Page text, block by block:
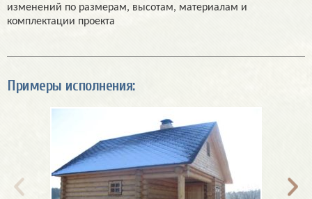
изменений по размерам, высотам, материалам и
комплектации проекта
Примеры исполнения: